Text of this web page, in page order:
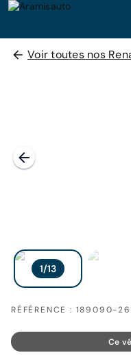
Voir toutes nos
RÉFÉRENCE : 189090-
Ce